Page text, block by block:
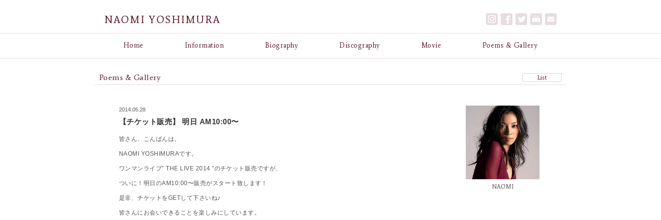
NAOMI YOSHIMURA
Home Information Biography Discography Movie Poems & Gallery
List
Poems & Gallery
NAOMI
2014.05.28
【チケット販売】 明日 AM10:00〜
皆さん、こんばんは。
NAOMI YOSHIMURAです。
ワンマンライブ” THE LIVE 2014 ”のチケット販売ですが、
ついに！明日のAM10:00〜販売がスタート致します！
是非、チケットをGETして下さいね♪
皆さんにお会いできることを楽しみにしています。